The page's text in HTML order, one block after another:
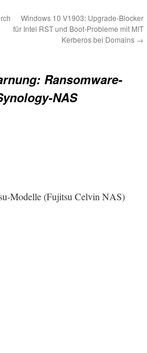
Windows 10 V1903: Upgrade-Blocker
für Intel RST und Boot-Probleme mit MIT
Kerberos bei Domains →
Ransomware-
NAS
Modelle (Fujitsu Celvin NAS)